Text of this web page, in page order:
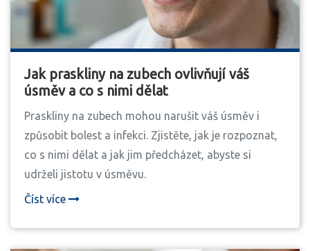
Jak praskliny na zubech ovlivňují váš
úsměv a co s nimi dělat
Praskliny na zubech mohou narušit váš úsměv i
způsobit bolest a infekci. Zjistěte, jak je rozpoznat,
co s nimi dělat a jak jim předcházet, abyste si
udrželi jistotu v úsměvu.
Číst více